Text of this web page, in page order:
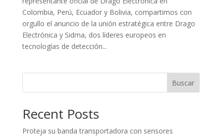
Colombia, Perú, Ecuador y Bolivia, compartimos con
orgullo el anuncio de la unión estratégica entre Drago
Electrónica y Sidma, dos líderes europeos en
tecnologías de detección...
Buscar
Recent Posts
Proteja su banda transportadora con sensores